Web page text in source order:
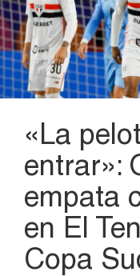
«La
entrar»:
empata
en El
Copa